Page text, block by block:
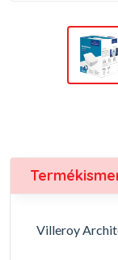
Villeroy